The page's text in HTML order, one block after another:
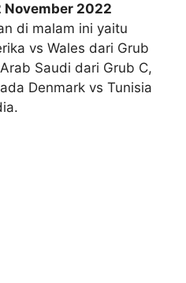
November 2022
di malam ini yaitu
vs Wales dari Grub
Saudi dari Grub C,
Denmark vs Tunisia